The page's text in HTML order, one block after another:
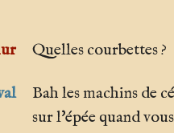
Quelles courbettes ?
Bah les machins de
sur l'épée quand